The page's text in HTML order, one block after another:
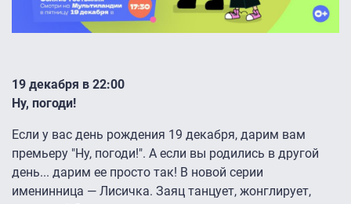
19 декабря в 22:00
Ну, погоди!
Если у вас день рождения 19 декабря, дарим вам
премьеру "Ну, погоди!". А если вы родились в другой
день... дарим ее просто так! В новой серии
именинница — Лисичка. Заяц танцует, жонглирует,